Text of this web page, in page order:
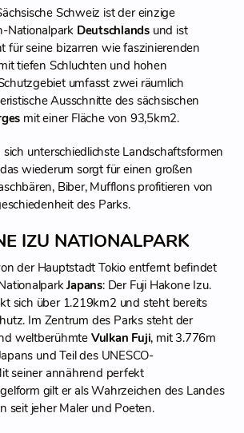
Schweiz ist der einzige
Nationalpark Deutschlandsund ist
für seine bizarren wie faszinierenden
tiefen Schluchten und hohen
umfasst zwei räumlich
Ausschnitte des sächsischen
mit einer Fläche von 93,5km2.
unterschiedlichste Landschaftsformen
wiederum sorgt für einen großen
Biber, Mufflons profitieren von
des Parks.
IZU NATIONALPARK
der Hauptstadt Tokio entfernt befindet
Japans: Der Fuji Hakone Izu.
sich über 1.219km2 und steht bereits
Im Zentrum des Parks steht der
weltberühmte Vulkan Fuji, mit 3.776m
und Teil des UNESCO-
seiner annährend perfekt
gilt er als Wahrzeichen des Landes
seit jeher Maler und Poeten.